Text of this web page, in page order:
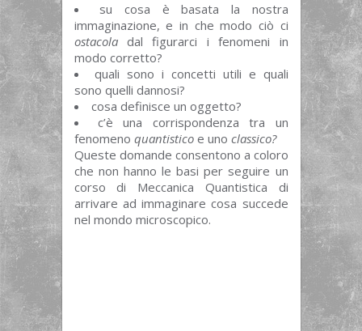
su cosa è basata la nostra
immaginazione, e in che modo ciò ci
ostacoladal figurarci i fenomeni in
modo corretto?
quali sono i concetti utili e quali
sono quelli dannosi?
cosa definisce un oggetto?
c’è una corrispondenza tra un
fenomeno quantisticoe uno classico?
Queste domande consentono a coloro
che non hanno le basi per seguire un
corso di Meccanica Quantistica di
arrivare ad immaginare cosa succede
nel mondo microscopico.